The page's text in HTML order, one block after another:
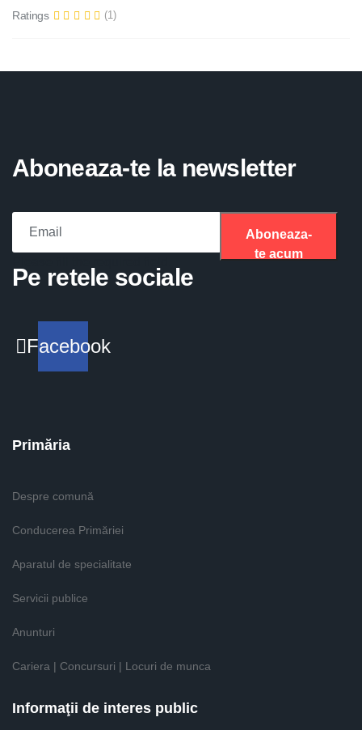
Ratings (1)
Aboneaza-te la newsletter
Aboneaza-
te acum
Pe retele sociale
Facebook
Primăria
Despre comună
Conducerea Primăriei
Aparatul de specialitate
Servicii publice
Anunturi
Cariera | Concursuri | Locuri de munca
Informaţii de interes public